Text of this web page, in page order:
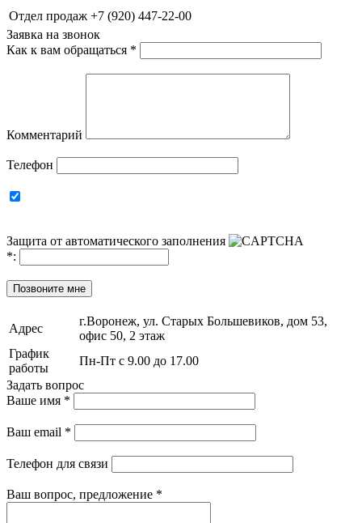
Отдел продаж +7 (920) 447-22-00
Заявка на звонок
Как к вам обращаться *
Комментарий
Телефон
Защита от автоматического заполнения
*:
Позвоните мне
Адрес
г.Воронеж, ул. Старых Большевиков, дом 53,
офис 50, 2 этаж
График
работы
Пн-Пт с 9.00 до 17.00
Задать вопрос
Ваше имя *
Ваш email *
Телефон для связи
Ваш вопрос, предложение *